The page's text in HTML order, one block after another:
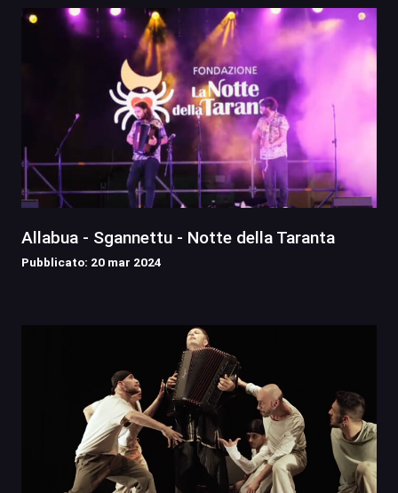
Allabua - Sgannettu - Notte della Taranta
Pubblicato: 20 mar 2024